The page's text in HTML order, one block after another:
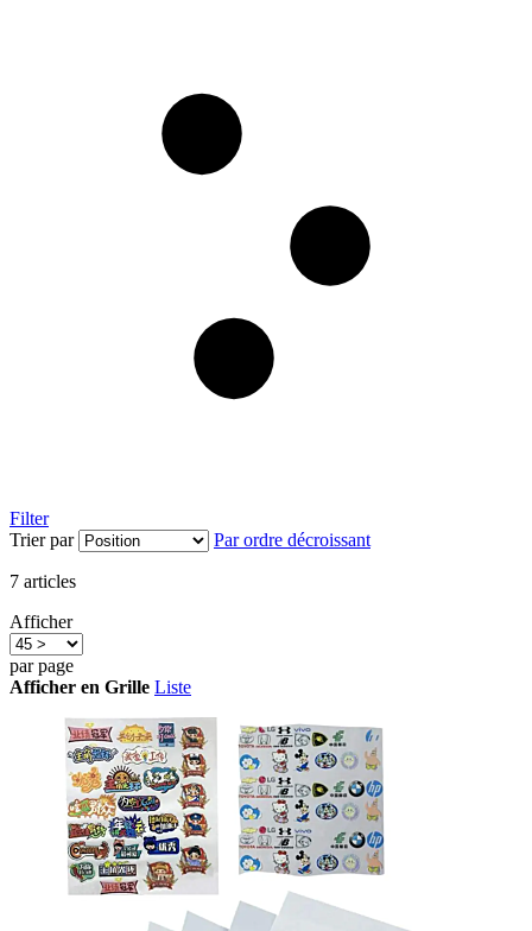
Filter
Trier par
Par ordre décroissant
7 articles
Afficher
par page
Afficher en Grille Liste